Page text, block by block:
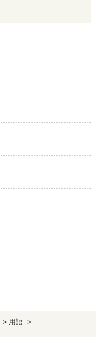
> 用語 >